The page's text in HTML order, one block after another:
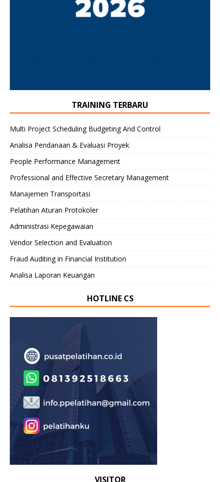
TRAINING TERBARU
Multi Project Scheduling Budgeting And Control
Analisa Pendanaan & Evaluasi Proyek
People Performance Management
Professional and Effective Secretary Management
Manajemen Transportasi
Pelatihan Aturan Protokoler
Administrasi Kepegawaian
Vendor Selection and Evaluation
Fraud Auditing in Financial Institution
Analisa Laporan Keuangan
HOTLINE CS
VISITOR